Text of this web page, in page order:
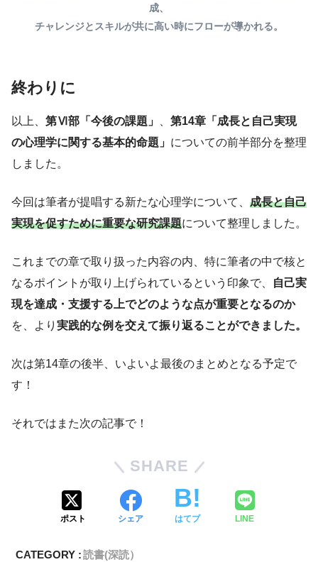
成、
チャレンジとスキルが共に高い時にフローが導かれる。
終わりに
以上、 第Ⅵ部「今後の課題」 、 第14章「成長と自己実現
の心理学に関する基本的命題」 についての前半部分を整理
しました。
今回は筆者が提唱する新たな心理学について、 成長と自己
実現を促すために重要な研究課題について整理しました。
これまでの章で取り扱った内容の内、特に筆者の中で核と
なるポイントが取り上げられているという印象で、
自己実
現を達成・支援する上でどのような点が重要となるのか
を、より 実践的な例を交えて振り返ることができました。
次は第14章の後半、いよいよ最後のまとめとなる予定で
す！
それではまた次の記事で！
SHARE
ポスト シェア はてブ LINE
CATEGORY :読書(深読）